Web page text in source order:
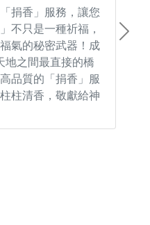
捐香」服務，讓您
不只是一種祈福，
氣的秘密武器！成
地之間最直接的橋
品質的「捐香」服
柱清香，敬獻給神
Next